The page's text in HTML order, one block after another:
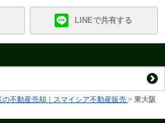
LINEで共有する
不動産売却｜スマイシア不動産販売 > 東大阪